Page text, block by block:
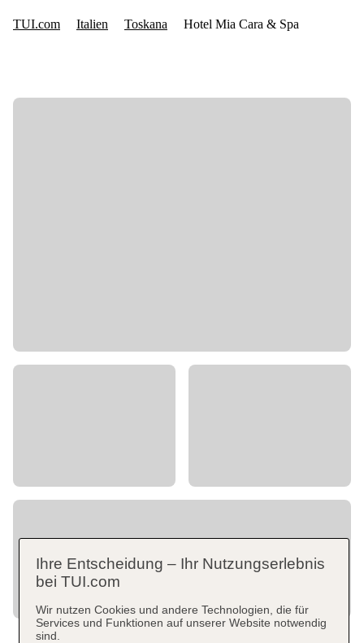
Ihre Entscheidung – Ihr Nutzungserlebnis
bei TUI.com
Wir nutzen Cookies und andere Technologien, die für
Services und Funktionen auf unserer Website notwendig
sind.